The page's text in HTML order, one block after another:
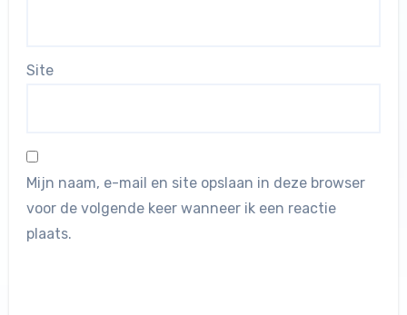
Site
Mijn naam, e-mail en site opslaan in deze browser
voor de volgende keer wanneer ik een reactie
plaats.